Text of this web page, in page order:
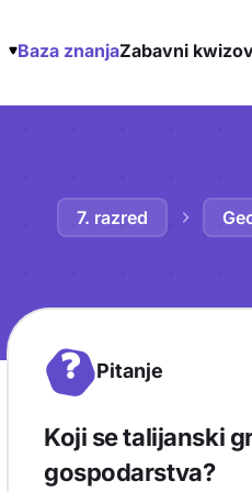
Baza znanjaZabavni
7. razred
? Pitanje
Koji se talijanski
gospodarstva?